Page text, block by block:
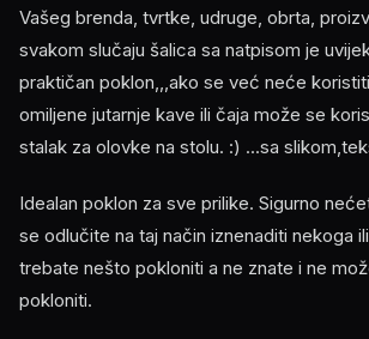
Vašeg brenda, tvrtke, udruge, obrta,
svakom slučaju šalica sa natpisom je
praktičan poklon,,,ako se već neće
omiljene jutarnje kave ili čaja može se
stalak za olovke na stolu. :) ...sa
Idealan poklon za sve prilike. Sigurno
se odlučite na taj način iznenaditi nekoga
trebate nešto pokloniti a ne znate i ne
pokloniti.